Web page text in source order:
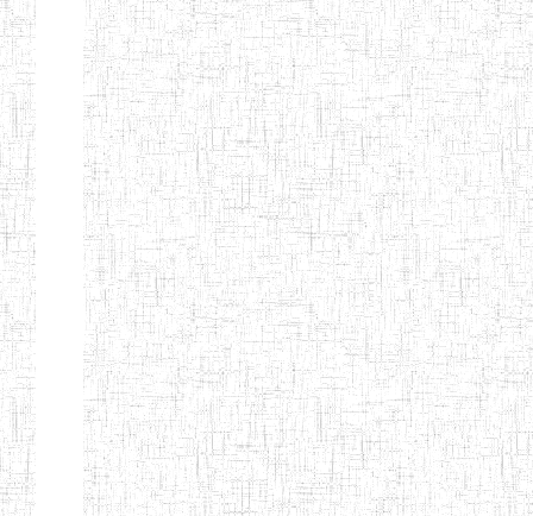
MODEL
INCLUSIVE
BILINGUAL
TEACHER
TRAINING
INSTITUTE
08/09/2015 ENIEG
CEFED/SPED/TTI
SANTA
17/11/2008 ENIEG
PTTC MBENGWI 06/08/1990 ENIEG
FULL GOSPEL
BTTC MBENGWI
02/10/1998 ENIEG